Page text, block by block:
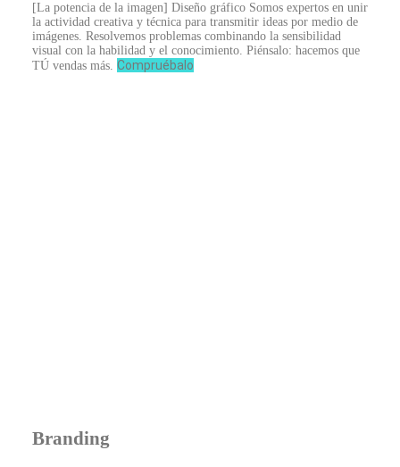
[La potencia de la imagen] Diseño gráfico Somos expertos en unir
la actividad creativa y técnica para transmitir ideas por medio de
imágenes. Resolvemos problemas combinando la sensibilidad
visual con la habilidad y el conocimiento. Piénsalo: hacemos que
TÚ vendas más. Compruébalo
Branding